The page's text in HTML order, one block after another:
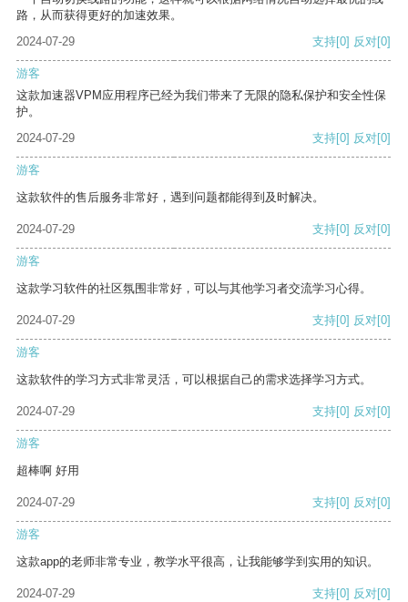
路，从而获得更好的加速效果。
2024-07-29
支持[0] 反对[0]
游客
这款加速器VPM应用程序已经为我们带来了无限的隐私保护和安全性保
护。
2024-07-29
支持[0] 反对[0]
游客
这款软件的售后服务非常好，遇到问题都能得到及时解决。
2024-07-29 支持[0] 反对[0]
游客
这款学习软件的社区氛围非常好，可以与其他学习者交流学习心得。
2024-07-29 支持[0] 反对[0]
游客
这款软件的学习方式非常灵活，可以根据自己的需求选择学习方式。
2024-07-29 支持[0] 反对[0]
游客
超棒啊 好用
2024-07-29 支持[0] 反对[0]
游客
这款app的老师非常专业，教学水平很高，让我能够学到实用的知识。
2024-07-29 支持[0] 反对[0]